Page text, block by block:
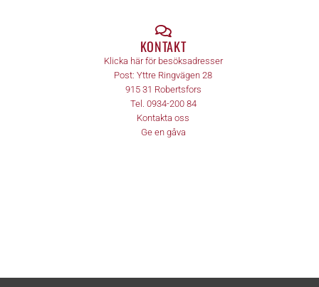
KONTAKT
Klicka här för besöksadresser
Post: Yttre Ringvägen 28
915 31 Robertsfors
Tel. 0934-200 84
Kontakta oss
Ge en gåva